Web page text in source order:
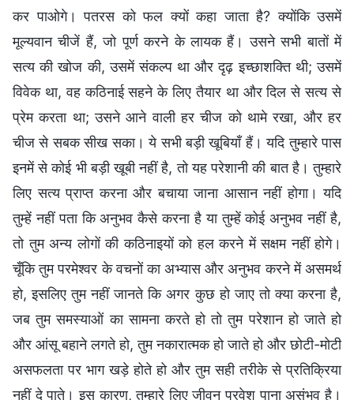
कर पाओगे। पतरस को फल क्यों कहा जाता है? क्योंकि उसमें
मूल्यवान चीजें हैं, जो पूर्ण करने के लायक हैं। उसने सभी बातों में
सत्य की खोज की, उसमें संकल्प था और दृढ़ इच्छाशक्ति थी; उसमें
विवेक था, वह कठिनाई सहने के लिए तैयार था और दिल से सत्य से
प्रेम करता था; उसने आने वाली हर चीज को थामे रखा, और हर
चीज से सबक सीख सका। ये सभी बड़ी खूबियाँ हैं। यदि तुम्हारे पास
इनमें से कोई भी बड़ी खूबी नहीं है, तो यह परेशानी की बात है। तुम्हारे
लिए सत्य प्राप्त करना और बचाया जाना आसान नहीं होगा। यदि
तुम्हें नहीं पता कि अनुभव कैसे करना है या तुम्हें कोई अनुभव नहीं है,
तो तुम अन्य लोगों की कठिनाइयों को हल करने में सक्षम नहीं होगे।
चूँकि तुम परमेश्वर के वचनों का अभ्यास और अनुभव करने में असमर्थ
हो, इसलिए तुम नहीं जानते कि अगर कुछ हो जाए तो क्या करना है,
जब तुम समस्याओं का सामना करते हो तो तुम परेशान हो जाते हो
और आंसू बहाने लगते हो, तुम नकारात्मक हो जाते हो और छोटी-मोटी
असफलता पर भाग खड़े होते हो और तुम सही तरीके से प्रतिक्रिया
नहीं दे पाते। इस कारण, तुम्हारे लिए जीवन प्रवेश पाना असंभव है।